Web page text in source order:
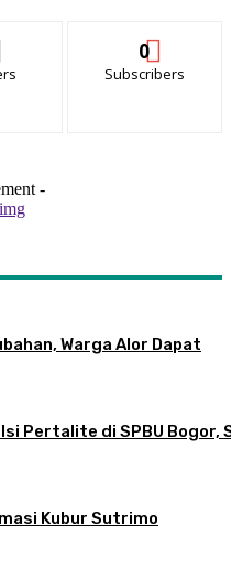
0
Subscribers
-
Warga Alor Dapat
Pertalite di SPBU Bogor,
Kubur Sutrimo